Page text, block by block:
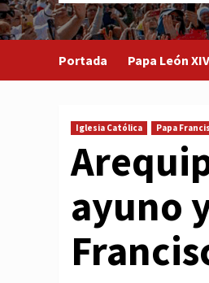
Portada Papa León XIV
Iglesia Católica Papa
ayuno